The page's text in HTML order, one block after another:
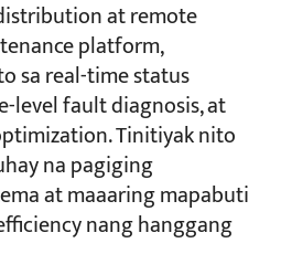
at remote
platform,
sa real-time status
level fault diagnosis, at
Tinitiyak nito
na pagiging
at maaaring mapabuti
nang hanggang